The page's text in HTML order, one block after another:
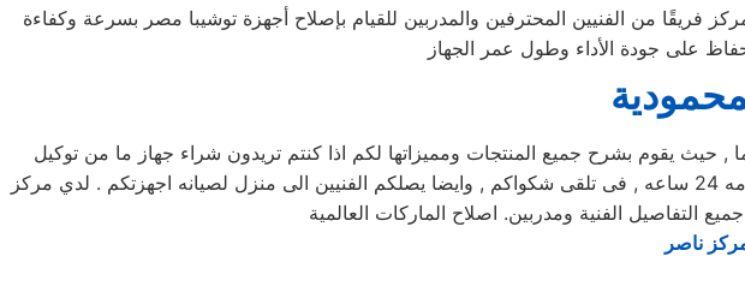
فريقًا من الفنيين المحترفين والمدربين للقيام بإصلاح أجهزة توشيبا مصر بسرعة وكفاءة
يقوم بشرح جميع المنتجات ومميزاتها لكم اذا كنتم تريدون شراء جهاز ما من توكيل
, كما توفر لكم مرلكز صيانه توشيبا خدمه 24 ساعه , فى تلقى شكواكم , وايضا يصلكم الفنيين الى منزل لصيانه اجهزتكم . لدي مركز
التفاصيل الفنية ومدربين. اصلاح الماركات العالمية
ناصر